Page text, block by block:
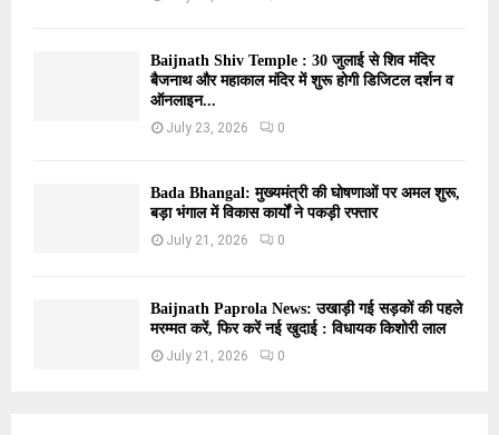
Baijnath Shiv Temple : 30 जुलाई से शिव मंदिर
बैजनाथ और महाकाल मंदिर में शुरू होगी डिजिटल दर्शन व
ऑनलाइन...
July 23, 2026 0
Bada Bhangal: मुख्यमंत्री की घोषणाओं पर अमल शुरू,
बड़ा भंगाल में विकास कार्यों ने पकड़ी रफ्तार
July 21, 2026 0
Baijnath Paprola News: उखाड़ी गई सड़कों की पहले
मरम्मत करें, फिर करें नई खुदाई : विधायक किशोरी लाल
July 21, 2026 0